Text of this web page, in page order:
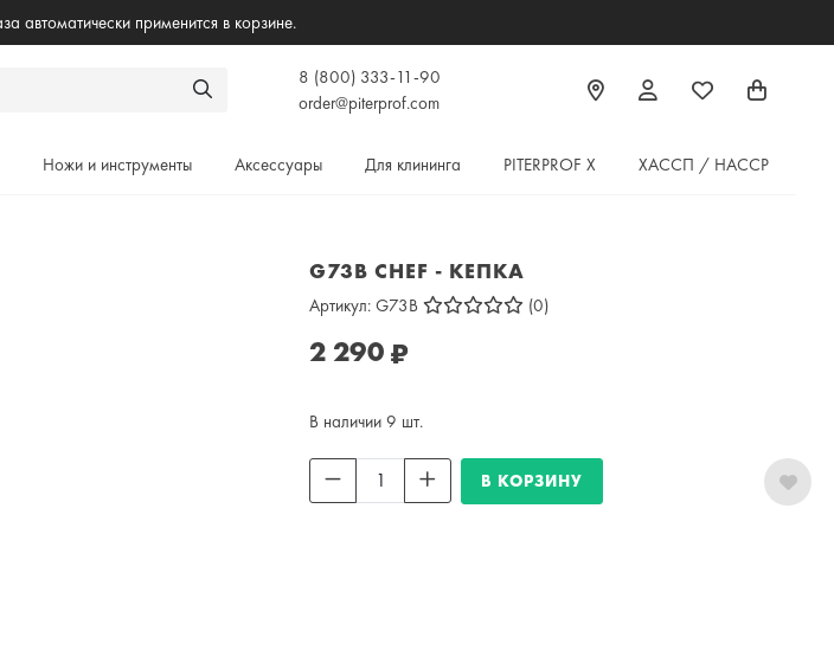
Бесплантая доставка по России при заказе от 5000₽
8 (800) 333-11-90
order@piterprof.com
Ножи и инструменты Аксессуары Для клининга PITERPROF X ХАССП / HACCP
G73B CHEF - КЕПКА
Артикул:G73B (0)
2 290₽
В наличии 9 шт.
В КОРЗИНУ